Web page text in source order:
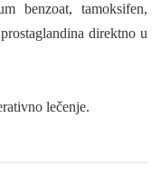
benzoat, tamoksifen,
direktno u
lečenje.